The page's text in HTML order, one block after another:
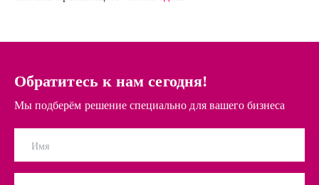
Обратитесь к нам сегодня!
Мы подберём решение специально для вашего бизнеса
Имя